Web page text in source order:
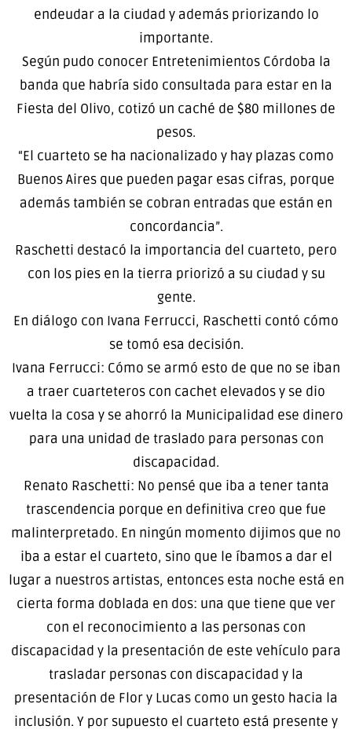
endeudar a la ciudad y además priorizando lo
importante.
Según pudo conocer Entretenimientos Córdoba la
banda que habría sido consultada para estar en la
Fiesta del Olivo, cotizó un caché de $80 millones de
pesos.
“El cuarteto se ha nacionalizado y hay plazas como
Buenos Aires que pueden pagar esas cifras, porque
además también se cobran entradas que están en
concordancia”.
Raschetti destacó la importancia del cuarteto, pero
con los pies en la tierra priorizó a su ciudad y su
gente.
En diálogo con Ivana Ferrucci, Raschetti contó cómo
se tomó esa decisión.
Ivana Ferrucci: Cómo se armó esto de que no se iban
a traer cuarteteros con cachet elevados y se dio
vuelta la cosa y se ahorró la Municipalidad ese dinero
para una unidad de traslado para personas con
discapacidad.
Renato Raschetti: No pensé que iba a tener tanta
trascendencia porque en definitiva creo que fue
malinterpretado. En ningún momento dijimos que no
iba a estar el cuarteto, sino que le íbamos a dar el
lugar a nuestros artistas, entonces esta noche está en
cierta forma doblada en dos: una que tiene que ver
con el reconocimiento a las personas con
discapacidad y la presentación de este vehículo para
trasladar personas con discapacidad y la
presentación de Flor y Lucas como un gesto hacia la
inclusión. Y por supuesto el cuarteto está presente y